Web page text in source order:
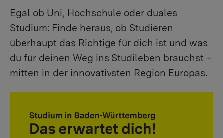
Egal ob Uni, Hochschule oder duales
Studium: Finde heraus, ob Studieren
überhaupt das Richtige für dich ist und was
du für deinen Weg ins Studileben brauchst –
mitten in der innovativsten Region Europas.